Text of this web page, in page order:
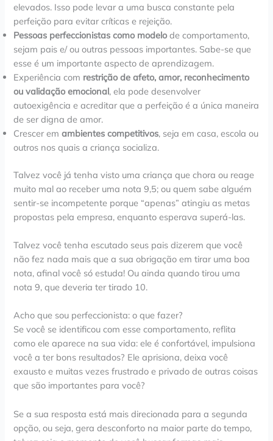
elevados. Isso pode levar a uma busca constante pela
perfeição para evitar críticas e rejeição.
Pessoas perfeccionistas como modelode comportamento,
sejam pais e/ ou outras pessoas importantes. Sabe-se que
esse é um importante aspecto de aprendizagem.
Experiência com restrição de afeto, amor, reconhecimento
ou validação emocional, ela pode desenvolver
autoexigência e acreditar que a perfeição é a única maneira
de ser digna de amor.
Crescer emambientes competitivos, seja em casa, escola ou
outros nos quais a criança socializa.
Talvez você já tenha visto uma criança que chora ou reage
muito mal ao receber uma nota 9,5; ou quem sabe alguém
sentir-se incompetente porque “apenas” atingiu as metas
propostas pela empresa, enquanto esperava superá-las.
Talvez você tenha escutado seus pais dizerem que você
não fez nada mais que a sua obrigação em tirar uma boa
nota, afinal você só estuda! Ou ainda quando tirou uma
nota 9, que deveria ter tirado 10.
Acho que sou perfeccionista: o que fazer?
Se você se identificou com esse comportamento, reflita
como ele aparece na sua vida: ele é confortável, impulsiona
você a ter bons resultados? Ele aprisiona, deixa você
exausto e muitas vezes frustrado e privado de outras coisas
que são importantes para você?
Se a sua resposta está mais direcionada para a segunda
opção, ou seja, gera desconforto na maior parte do tempo,